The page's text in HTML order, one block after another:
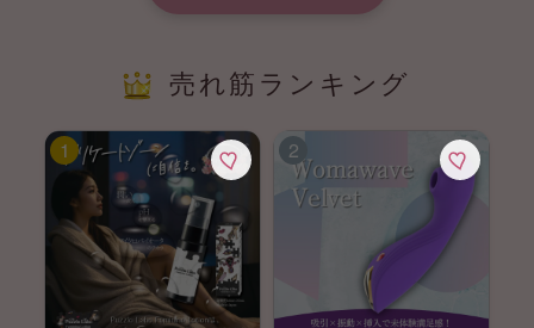
売れ筋ランキング